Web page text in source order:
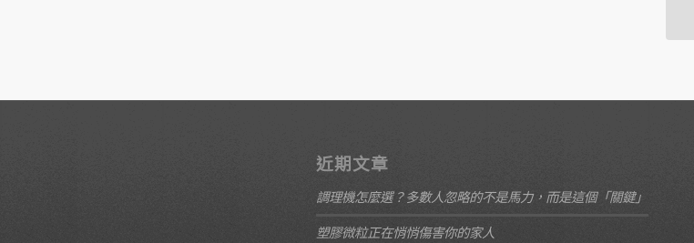
近期文章
調理機怎麼選？多數人忽略的不是馬力，而是這個「關鍵」
塑膠微粒正在悄悄傷害你的家人